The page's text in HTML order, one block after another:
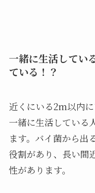
一緒に生活してい
ている！？
近くにいる2m以内に
一緒に生活している
ます。バイ菌から出
役割があり、長い間
性があります。